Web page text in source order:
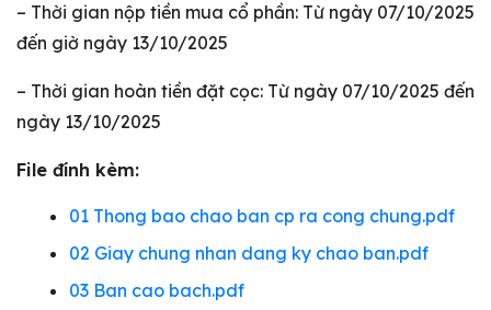
– Thời gian nộp tiền mua cổ phần: Từ ngày 07/10/2025
đến giờ ngày 13/10/2025
– Thời gian hoàn tiền đặt cọc: Từ ngày 07/10/2025 đến
ngày 13/10/2025
File đính kèm:
01 Thong bao chao ban cp ra cong chung.pdf
02 Giay chung nhan dang ky chao ban.pdf
03 Ban cao bach.pdf